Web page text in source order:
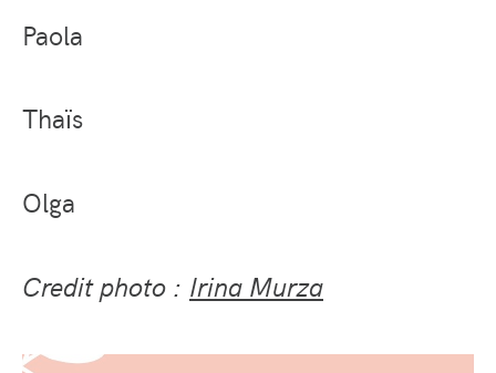
Paola
Thaïs
Olga
Credit photo : Irina Murza